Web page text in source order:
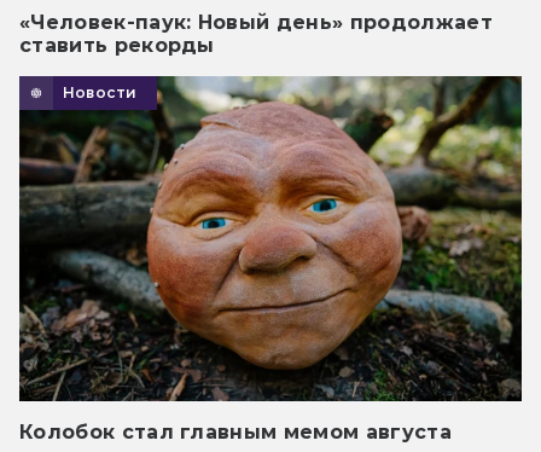
«Человек-паук: Новый день» продолжает
ставить рекорды
Новости
Колобок стал главным мемом августа